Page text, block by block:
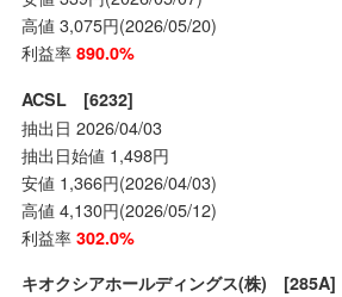
高値 3,075円(2026/05/20)
利益率 890.0%
ACSL [6232]
抽出日 2026/04/03
抽出日始値 1,498円
安値 1,366円(2026/04/03)
高値 4,130円(2026/05/12)
利益率 302.0%
キオクシアホールディングス(株) [285A]